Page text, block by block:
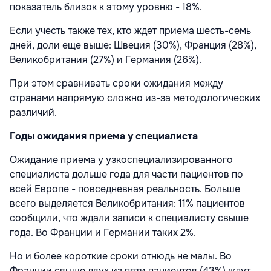
показатель близок к этому уровню - 18%.
Если учесть также тех, кто ждет приема шесть-семь
дней, доли еще выше: Швеция (30%), Франция (28%),
Великобритания (27%) и Германия (26%).
При этом сравнивать сроки ожидания между
странами напрямую сложно из-за методологических
различий.
Годы ожидания приема у специалиста
Ожидание приема у узкоспециализированного
специалиста дольше года для части пациентов по
всей Европе - повседневная реальность. Больше
всего выделяется Великобритания: 11% пациентов
сообщили, что ждали записи к специалисту свыше
года. Во Франции и Германии таких 2%.
Но и более короткие сроки отнюдь не малы. Во